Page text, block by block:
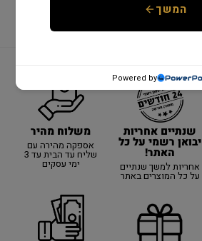
שנתיים אחריות
יבואן רשמי על כל
האתר!
אחריות למשך שנתיים
על כל המוצרים באתר
משלוח מהיר
אספקה מהירה עם
שליח עד הבית עד 3
ימי עסקים
המשך
Powered by